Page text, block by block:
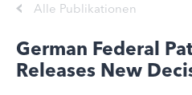
Alle Publikationen
German Federal
Releases New